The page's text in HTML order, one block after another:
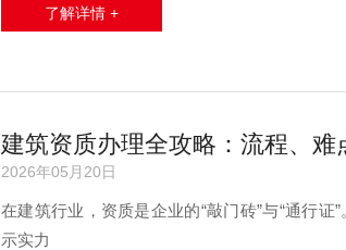
了解详情 +
建筑资质办理全攻略：流程、难
2026年05月20日
在建筑行业，资质是企业的“敲门砖”与“通行
示实力